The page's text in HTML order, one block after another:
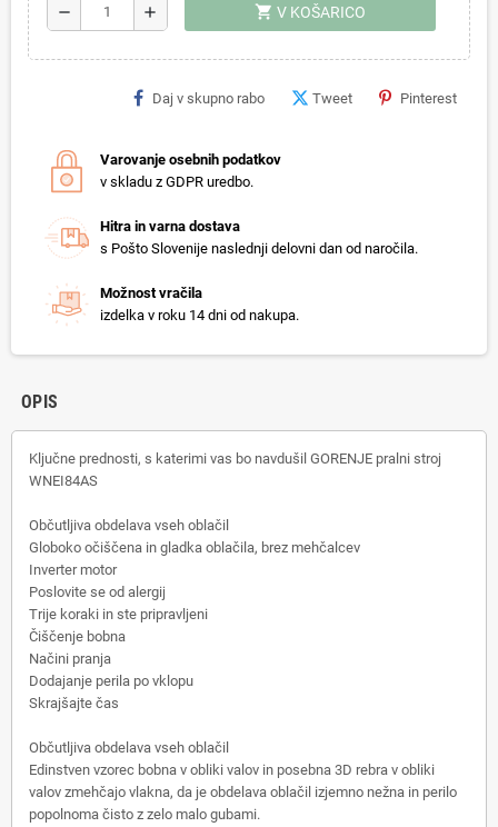
remove add shopping_cart V KOŠARICO
Daj v skupno rabo Tweet Pinterest
Varovanje osebnih podatkov
v skladu z GDPR uredbo.
Hitra in varna dostava
s Pošto Slovenije naslednji delovni dan od naročila.
Možnost vračila
izdelka v roku 14 dni od nakupa.
OPIS
Ključne prednosti, s katerimi vas bo navdušil GORENJE pralni stroj
WNEI84AS
Občutljiva obdelava vseh oblačil
Globoko očiščena in gladka oblačila, brez mehčalcev
Inverter motor
Poslovite se od alergij
Trije koraki in ste pripravljeni
Čiščenje bobna
Načini pranja
Dodajanje perila po vklopu
Skrajšajte čas
Občutljiva obdelava vseh oblačil
Edinstven vzorec bobna v obliki valov in posebna 3D rebra v obliki
valov zmehčajo vlakna, da je obdelava oblačil izjemno nežna in perilo
popolnoma čisto z zelo malo gubami.